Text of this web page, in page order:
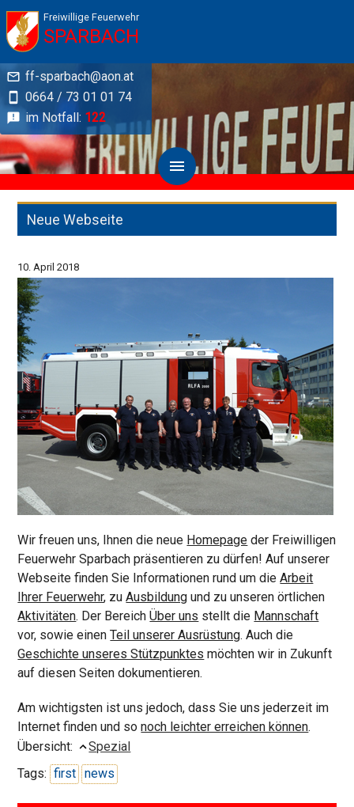
Freiwillige Feuerwehr
SPARBACH
ff-sparbach@aon.at
0664 / 73 01 01 74
im Notfall: 122
Neue Webseite
10. April 2018
Wir freuen uns, Ihnen die neue Homepage der Freiwilligen
Feuerwehr Sparbach präsentieren zu dürfen! Auf unserer
Webseite finden Sie Informationen rund um dieArbeit
Ihrer Feuerwehr, zuAusbildung und zu unseren örtlichen
Aktivitäten. Der BereichÜber uns stellt die Mannschaft
vor, sowie einenTeil unserer Ausrüstung. Auch die
Geschichte unseres Stützpunktes möchten wir in Zukunft
auf diesen Seiten dokumentieren.
Am wichtigsten ist uns jedoch, dass Sie uns jederzeit im
Internet finden und sonoch leichter erreichen können.
Übersicht:
Spezial
Tags: first news